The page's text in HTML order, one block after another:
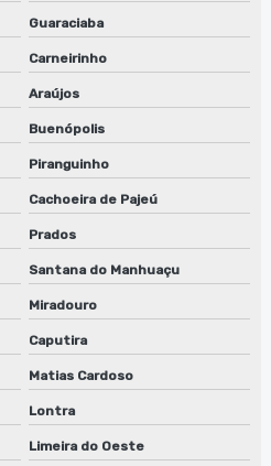
Guaraciaba
Carneirinho
Araújos
Buenópolis
Piranguinho
Cachoeira de Pajeú
Prados
Santana do Manhuaçu
Miradouro
Caputira
Matias Cardoso
Lontra
Limeira do Oeste